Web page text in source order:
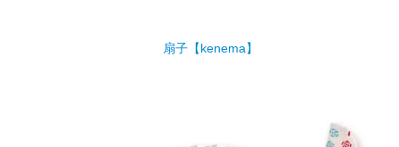
扇子【kenema】